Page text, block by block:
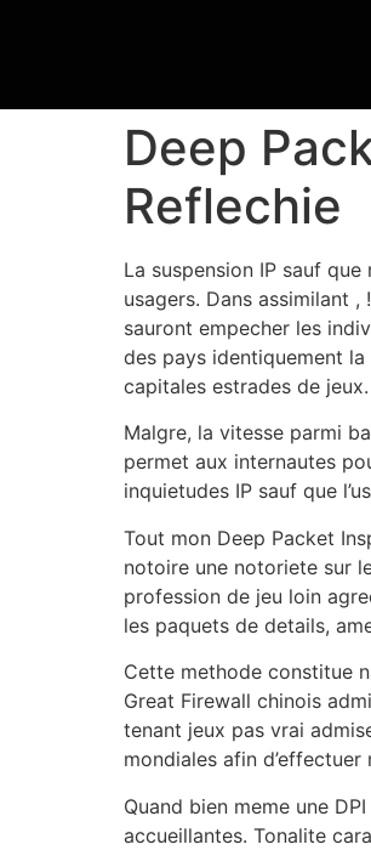
Deep
Reflechie
La suspension IP sauf
usagers. Dans assimilant
sauront empecher les
des pays identiquement
capitales estrades de
Malgre, la vitesse parmi
permet aux internautes
inquietudes IP sauf que
Tout mon Deep Packet
notoire une notoriete sur
profession de jeu loin
les paquets de details,
Cette methode constitue
Great Firewall chinois
tenant jeux pas vrai
mondiales afin
Quand bien meme une
accueillantes. Tonalite